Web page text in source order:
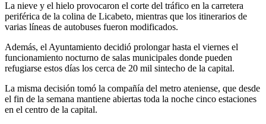
La nieve y el hielo provocaron el corte del tráfico en la carretera
periférica de la colina de Licabeto, mientras que los itinerarios de
varias líneas de autobuses fueron modificados.
Además, el Ayuntamiento decidió prolongar hasta el viernes el
funcionamiento nocturno de salas municipales donde pueden
refugiarse estos días los cerca de 20 mil sintecho de la capital.
La misma decisión tomó la compañía del metro ateniense, que desde
el fin de la semana mantiene abiertas toda la noche cinco estaciones
en el centro de la capital.